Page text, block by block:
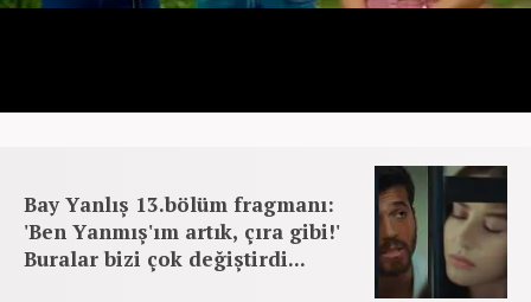
Bay Yanlış 13.bölüm fragmanı:
'Ben Yanmış'ım artık, çıra gibi!'
Buralar bizi çok değiştirdi...